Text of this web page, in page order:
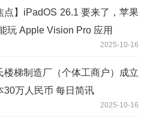
点】iPadOS 26.1 要来了，苹果
玩 Apple Vision Pro 应用
2025-10-16
楼梯制造厂（个体工商户）成立
30万人民币 每日简讯
2025-10-16